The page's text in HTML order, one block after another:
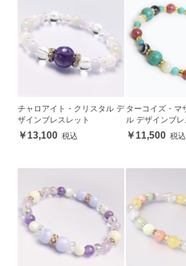
チャロアイト・クリスタル デ
ザインブレスレット
13,100
ターコイズ・マ
ル デザインブレ
11,500